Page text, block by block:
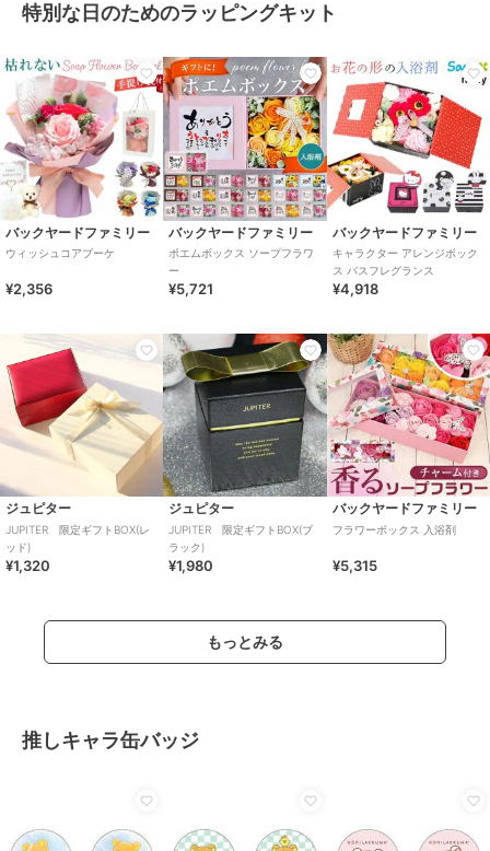
特別な日のためのラッピングキット
バックヤードファミリー
ウィッシュコアブーケ
¥2,356
バックヤードファミリー
ポエムボックス ソープフラワ
ー
¥5,721
バックヤードファミリー
キャラクター アレンジボック
ス バスフレグランス
¥4,918
ジュピター
JUPITER 限定ギフトBOX(レ
ッド)
¥1,320
ジュピター
JUPITER 限定ギフトBOX(ブ
ラック)
¥1,980
バックヤードファミリー
フラワーボックス 入浴剤
¥5,315
もっとみる
推しキャラ缶バッジ